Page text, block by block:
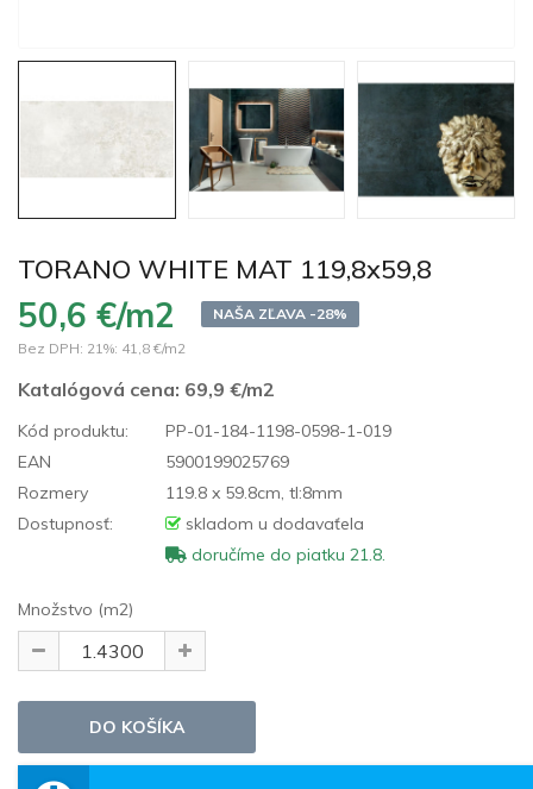
TORANO WHITE MAT 119,8x59,8
50,6 €/m2
NAŠA ZĽAVA -28%
Bez DPH: 21%: 41,8 €/m2
Katalógová cena: 69,9 €/m2
Kód produktu:
PP-01-184-1198-0598-1-019
EAN
5900199025769
Rozmery
119.8 x 59.8cm, tl:8mm
Dostupnosť:
skladom u dodavaťela
doručíme do piatku 21.8.
Množstvo (m2)